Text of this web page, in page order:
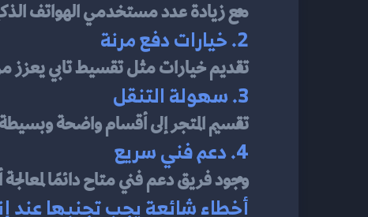
مع زيادة عدد مستخدمي الهواتف
2. خيارات دفع مرنة
تقديم خيارات مثل تقسيط تابي يعزز
3. سهولة التنقل
تقسيم المتجر إلى أقسام واضحة
4. دعم فني سريع
وجود فريق دعم فني متاح دائمًا
أخطاء شائعة يجب تجنبها عند